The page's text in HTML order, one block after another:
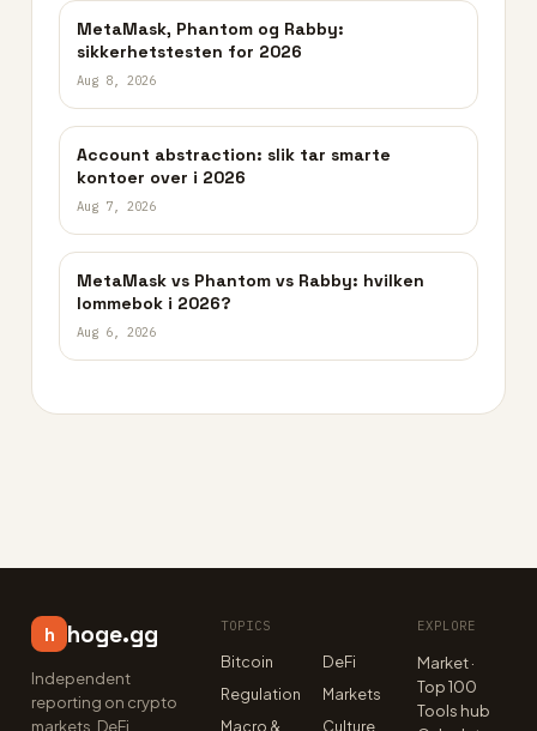
MetaMask, Phantom og Rabby:
sikkerhetstesten for 2026
Aug 8, 2026
Account abstraction: slik tar smarte
kontoer over i 2026
Aug 7, 2026
MetaMask vs Phantom vs Rabby: hvilken
lommebok i 2026?
Aug 6, 2026
h hoge.gg
Independent
reporting on crypto
markets, DeFi,
TOPICS
Bitcoin
DeFi
Regulation
Markets
Macro &
Culture
EXPLORE
Market ·
Top 100
Tools hub